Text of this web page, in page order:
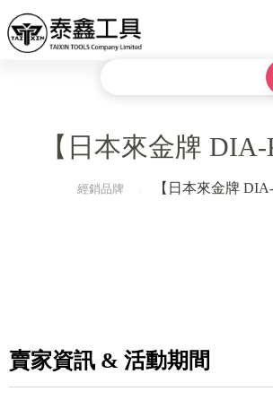
【日本來金牌 DIA-
經銷品牌 【日本來金牌
賣家資訊 & 活動期間